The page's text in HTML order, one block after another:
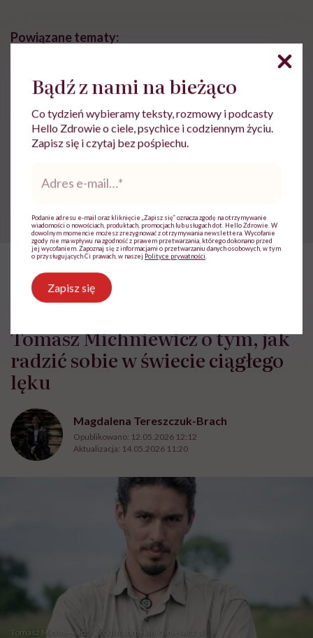
Powiązane tematy:
i
Treści zawarte w serwisie mają wyłącznie
charakter informacyjny i nie stanowią porady
skonsultować się z lekarzem.
HelloZdrowie Zdrowie Psychiczne
Tomasz Michniewicz o tym, jak
radzić sobie w świecie ciągłego
lęku
Magdalena Tereszczuk-Brach
Opublikowano: 12.05.2026 12:12
Aktualizacja: 14.05.2026 11:20
Tomasz Michniewicz / Źródło: tomekmichniewicz.pl
Bądź z nami na bieżąco
Co tydzień wybieramy teksty, rozmowy i podcasty
Hello Zdrowie o ciele, psychice i codziennym życiu.
Zapisz się i czytaj bez pośpiechu.
*
Podanie adresu e-mail oraz kliknięcie „Zapisz się” oznacza zgodę na otrzymywanie
wiadomości o nowościach, produktach, promocjach lub usługach dot. Hello Zdrowie. W
dowolnym momencie możesz zrezygnować z otrzymywania newslettera. Wycofanie
zgody nie ma wpływu na zgodność z prawem przetwarzania, którego dokonano przed
jej wycofaniem. Zapoznaj się z informacjami o przetwarzaniu danych osobowych, w tym
o przysługujących Ci prawach, w naszej Polityce prywatności
Zapisz się